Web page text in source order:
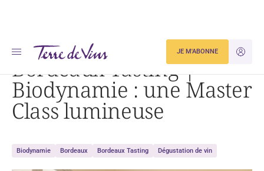
JE
JE M'ABONNE
Accueil Bordeaux Tasting | Biodynamie : une Master Class lumineuse
Bordeaux Tasting |
Biodynamie : une Master
Class lumineuse
Biodynamie Bordeaux Bordeaux Tasting Dégustation de vin